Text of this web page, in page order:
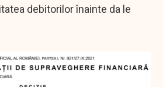
debitorilor înainte da le